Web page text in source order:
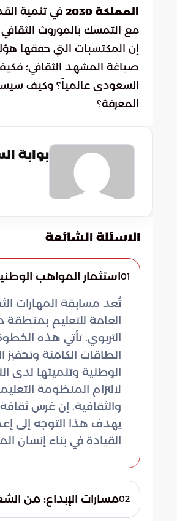
المملكة 2030
في تنمية
مع التمسك بالموروث
إن المكتسبات التي حققها
صياغة المشهد الثقافي؛
السعودي عالمياً؟ وكيف
المعرفة؟
بوابة
الاسئلة الشائعة
01استثمار المواهب
تُعد مسابقة المهارات
العامة للتعليم بمنطقة
التربوي. تأتي هذه
الطاقات الكامنة
الوطنية وتنميتها لدى
لالتزام المنظومة
والثقافية. إن غرس
يهدف هذا التوجه إلى
القيادة في بناء إنسان
02مسارات الإبداع: من